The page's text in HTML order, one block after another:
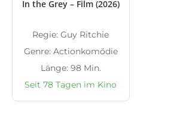
In the Grey – Film (2026)
Regie: Guy Ritchie
Genre: Actionkomödie
Länge: 98 Min.
Seit 78 Tagen im Kino